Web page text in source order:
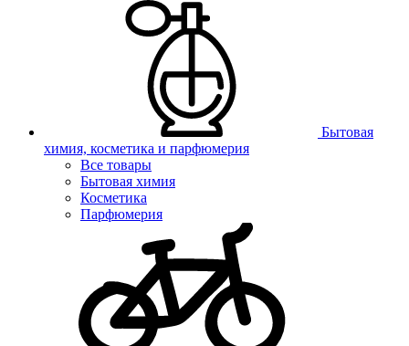
Бытовая
химия, косметика и парфюмерия
Все товары
Бытовая химия
Косметика
Парфюмерия